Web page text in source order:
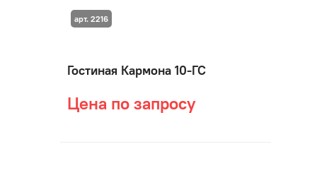
Гостиная Кармона 10-ГС
Цена по запросу
арт. 2216